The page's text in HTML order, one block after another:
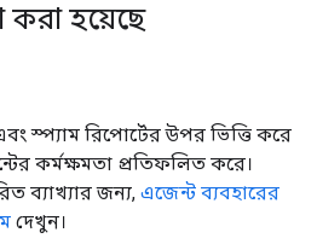
করা হয়েছে
স্প্যাম রিপোর্টের উপর ভিত্তি করে
কর্মক্ষমতা প্রতিফলিত করে।
ব্যাখ্যার জন্য, এজেন্ট ব্যবহারের
দেখুন।